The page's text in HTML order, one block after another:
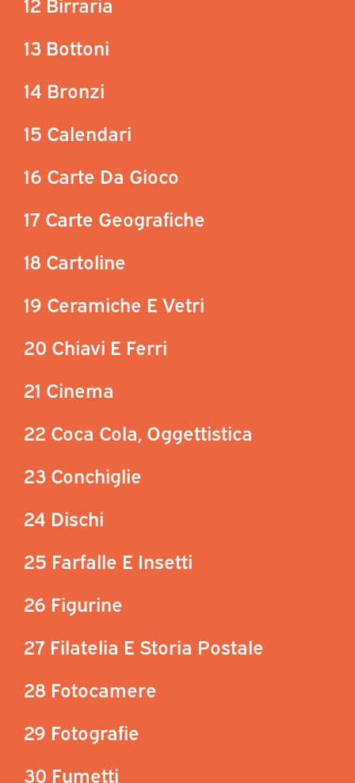
13 Bottoni
14 Bronzi
15 Calendari
16 Carte Da Gioco
17 Carte Geografiche
18 Cartoline
19 Ceramiche E Vetri
20 Chiavi E Ferri
21 Cinema
22 Coca Cola, Oggettistica
23 Conchiglie
24 Dischi
25 Farfalle E Insetti
26 Figurine
27 Filatelia E Storia Postale
28 Fotocamere
29 Fotografie
30 Fumetti